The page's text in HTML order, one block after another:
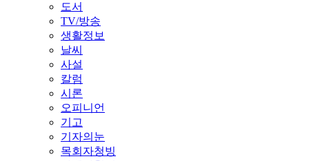
도서
TV/방송
생활정보
날씨
사설
칼럼
시론
오피니언
기고
기자의눈
목회자청빙